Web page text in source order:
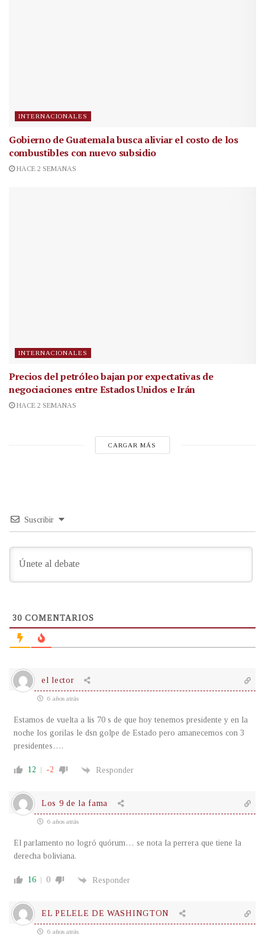
INTERNACIONALES
Gobierno de Guatemala busca aliviar el costo de los
combustibles con nuevo subsidio
HACE 2 SEMANAS
INTERNACIONALES
Precios del petróleo bajan por expectativas de
negociaciones entre Estados Unidos e Irán
HACE 2 SEMANAS
CARGAR MÁS
Suscribir
30 COMENTARIOS
el lector
6 años atrás
Estamos de vuelta a lis 70 s de que hoy tenemos presidente y en la
noche los gorilas le dsn golpe de Estado pero amanecemos con 3
presidentes….
12 -2 Responder
Los 9 de la fama
6 años atrás
El parlamento no logró quórum… se nota la perrera que tiene la
derecha boliviana.
16 0 Responder
EL PELELE DE WASHINGTON
6 años atrás